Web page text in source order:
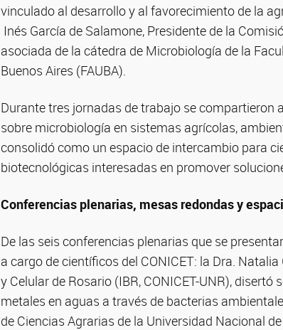
vinculado al desarrollo y al favorecimiento de la
Inés García de Salamone, Presidente de la
asociada de la cátedra de Microbiología de la
Buenos Aires (FAUBA).
Durante tres jornadas de trabajo se compartieron
sobre microbiología en sistemas agrícolas,
consolidó como un espacio de intercambio para
biotecnológicas interesadas en promover
Conferencias plenarias, mesas redondas y
De las seis conferencias plenarias que se
a cargo de científicos del CONICET: la Dra.
y Celular de Rosario (IBR, CONICET-UNR),
metales en aguas a través de bacterias
de Ciencias Agrarias de la Universidad Nacional